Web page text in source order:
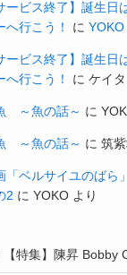
ービス終了】誕生日
へ行こう！
に YOKO
ービス終了】誕生日
へ行こう！
に ケイタ
～魚の話～ に
～魚の話～ に 筑
「ベルサイユのばら
2 に YOKO より
【特集】陳昇 Bobby